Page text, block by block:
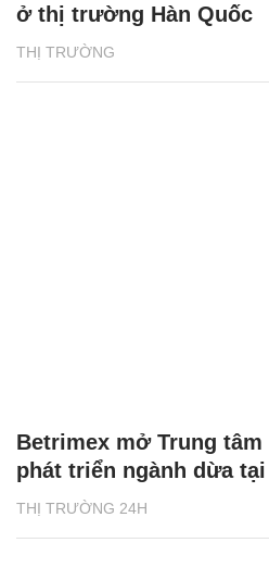
THỊ TRƯỜNG
ở thị trường Hàn Quốc
THỊ TRƯỜNG 24H
Betrimex mở Trung
phát triển ngành dừa tại